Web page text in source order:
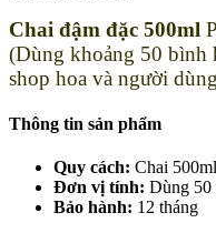
Chai đậm đặc 500ml
(Dùng khoảng 50 bình
shop hoa và người
Thông tin sản phẩm
Quy cách: Chai 500ml
Đơn vị tính: Dùng 50
Bảo hành: 12 tháng